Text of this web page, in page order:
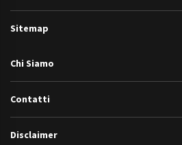
Sitemap
Chi Siamo
Contatti
Disclaimer